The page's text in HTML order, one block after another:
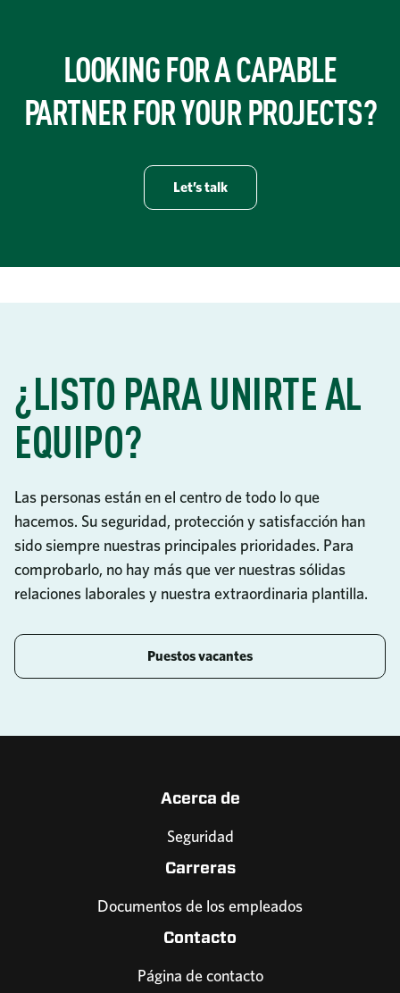
LOOKING FOR A CAPABLE
PARTNER FOR YOUR PROJECTS?
Let’s talk
¿LISTO PARA UNIRTE AL
EQUIPO?
Las personas están en el centro de todo lo que
hacemos. Su seguridad, protección y satisfacción han
sido siempre nuestras principales prioridades. Para
comprobarlo, no hay más que ver nuestras sólidas
relaciones laborales y nuestra extraordinaria plantilla.
Puestos vacantes
Acerca de
Seguridad
Carreras
Documentos de los empleados
Contacto
Página de contacto